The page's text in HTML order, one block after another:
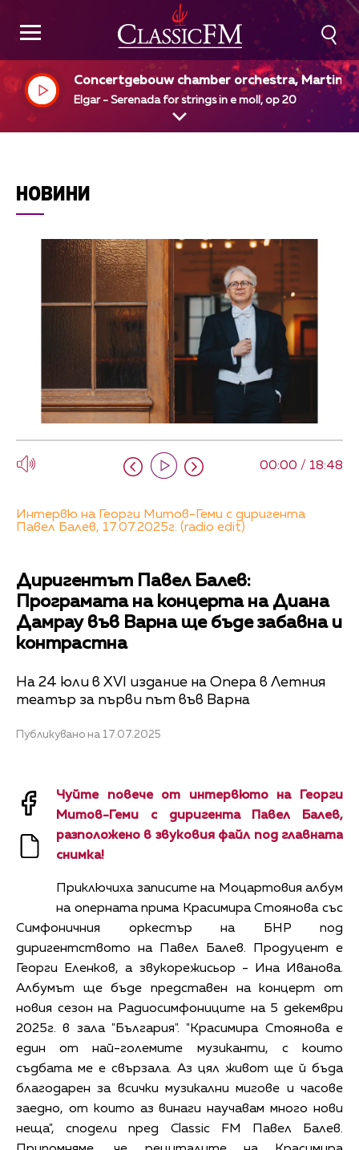
Concertgebouw chamber orchestra, Martin
nteleev, dir
Elgar - Serenada for strings in e moll, op 20
НОВИНИ
00:00 / 18:48
Интервю на Георги Митов-Геми с диригента
Павел Балев, 17.07.2025г. (radio edit)
Диригентът Павел Балев:
Програмата на концерта на Диана
Дамрау във Варна ще бъде забавна и
контрастна
На 24 юли в XVI издание на Опера в Летния
театър за първи път във Варна
Публикувано на 17.07.2025
Чуйте повече от интервюто на Георги
Митов-Геми с диригента Павел Балев,
разположено в звуковия файл под главната
снимка!
Приключиха записите на Моцартовия албум
на оперната прима Красимира Стоянова със
Симфоничния оркестър на БНР под
диригентството на Павел Балев. Продуцент е
Георги Еленков, а звукорежисьор - Ина Иванова.
Албумът ще бъде представен на концерт от
новия сезон на Радиосимфониците на 5 декември
2025г. в зала "България". "Красимира Стоянова е
един от най-големите музиканти, с които
съдбата ме е свързала. Аз цял живот ще й бъда
благодарен за всички музикални мигове и часове
заедно, от които аз винаги научавам много нови
неща", сподели пред Classic FM Павел Балев.